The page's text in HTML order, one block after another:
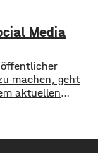
fließen in
des
haben sich
Media
öffentlicher
machen, geht
aktuellen